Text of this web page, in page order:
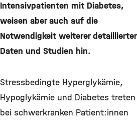
Intensivpatienten mit Diabetes,
weisen aber auch auf die
Notwendigkeit weiterer detaillierter
Daten und Studien hin.
Stressbedingte Hyperglykämie,
Hypoglykämie und Diabetes treten
bei schwerkranken Patient:innen